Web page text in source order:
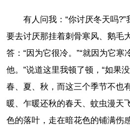
有人问我：“你讨厌冬天吗?”
要去讨厌那挂着刺骨寒风、鹅毛
答：“因为它很冷。”“就因为它寒
他。”说道这里我顿了顿，“如果
春、夏、秋，而这三个季节不也
暖、乍暖还秋的春天、蚊虫漫天
色的落叶，走在暗花色的铺满伤